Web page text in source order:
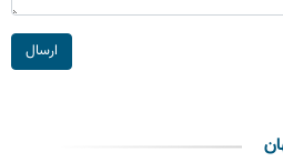
ارسال